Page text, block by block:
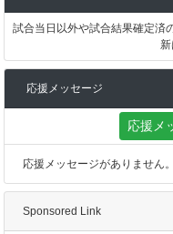
試合当日以外や試合結果確定済
新
応援メッセージ
応援メ
応援メッセージがありません。
Sponsored Link